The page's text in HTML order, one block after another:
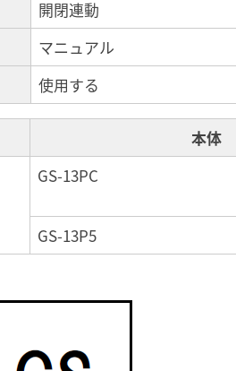
開閉連動
マニュアル
使用する
本体
GS-13PC
GS-13P5